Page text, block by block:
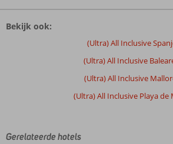
zijn
Eix
Bekijk ook:
(Ultra) All Inclusive
(Ultra) All Inclusive
(Ultra) All Inclusive
(Ultra) All Inclusive Playa de
Gerelateerde hotels